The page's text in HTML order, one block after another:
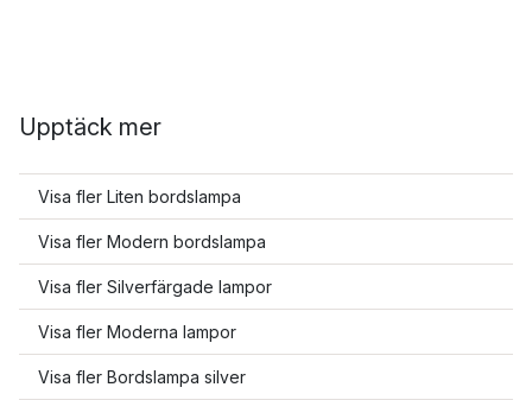
Upptäck mer
Visa fler Liten bordslampa
Visa fler Modern bordslampa
Visa fler Silverfärgade lampor
Visa fler Moderna lampor
Visa fler Bordslampa silver